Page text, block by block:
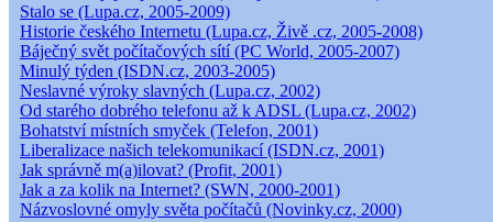
Stalo se (Lupa.cz, 2005-2009)
Historie českého Internetu (Lupa.cz, Živě .cz, 2005-2008)
Báječný svět počítačových sítí (PC World, 2005-2007)
Minulý týden (ISDN.cz, 2003-2005)
Neslavné výroky slavných (Lupa.cz, 2002)
Od starého dobrého telefonu až k ADSL (Lupa.cz, 2002)
Bohatství místních smyček (Telefon, 2001)
Liberalizace našich telekomunikací (ISDN.cz, 2001)
Jak správně m(a)ilovat? (Profit, 2001)
Jak a za kolik na Internet? (SWN, 2000-2001)
Názvoslovné omyly světa počítačů (Novinky.cz, 2000)